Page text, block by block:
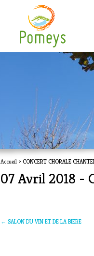
Accueil > CONCERT CHORALE
07 Avril 2018 -
← SALON DU VIN ET DE LA BIERE